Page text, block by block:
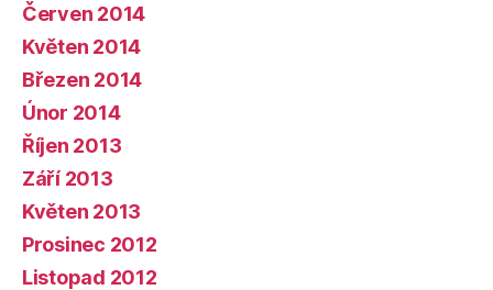
Červen 2014
Květen 2014
Březen 2014
Únor 2014
Říjen 2013
Září 2013
Květen 2013
Prosinec 2012
Listopad 2012